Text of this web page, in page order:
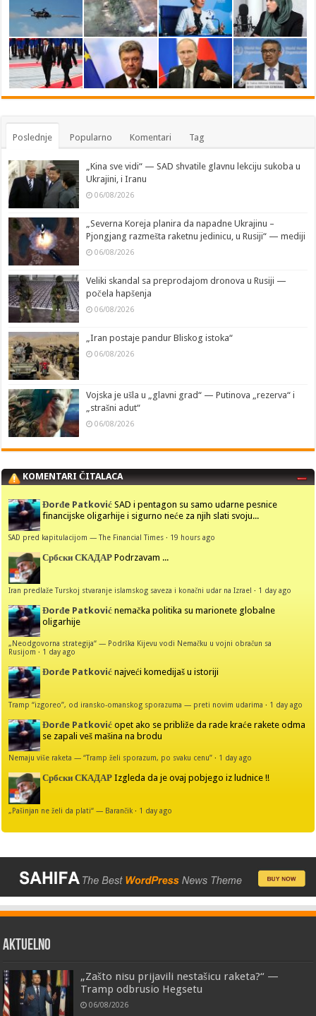
Poslednje Popularno Komentari Tag
„Kina sve vidi“ — SAD shvatile glavnu lekciju sukoba u
Ukrajini, i Iranu
06/08/2026
„Severna Koreja planira da napadne Ukrajinu –
Pjongjang razmešta raketnu jedinicu, u Rusiji“ — mediji
06/08/2026
Veliki skandal sa preprodajom dronova u Rusiji —
počela hapšenja
06/08/2026
„Iran postaje pandur Bliskog istoka“
06/08/2026
Vojska je ušla u „glavni grad“ — Putinova „rezerva“ i
„strašni adut“
06/08/2026
KOMENTARI ČITALACA
Đorđe Patković SAD i pentagon su samo udarne pesnice
financijske oligarhije i sigurno neće za njih slati svoju...
SAD pred kapitulacijom — The Financial Times · 19 hours ago
Србски СКАДАР Podrzavam ...
Iran predlaže Turskoj stvaranje islamskog saveza i konačni udar na Izrael · 1 day ago
Đorđe Patković nemačka politika su marionete globalne
oligarhije
„Neodgovorna strategija“ — Podrška Kijevu vodi Nemačku u vojni obračun sa
Rusijom · 1 day ago
Đorđe Patković najveći komedijaš u istoriji
Tramp “izgoreo”, od iransko-omanskog sporazuma — preti novim udarima · 1 day ago
Đorđe Patković opet ako se približe da rade kraće rakete odma
se zapali veš mašina na brodu
Nemaju više raketa — “Tramp želi sporazum, po svaku cenu” · 1 day ago
Србски СКАДАР Izgleda da je ovaj pobjego iz ludnice !!
„Pašinjan ne želi da plati“ — Barančik · 1 day ago
AKTUELNO
„Zašto nisu prijavili nestašicu raketa?“ —
Tramp odbrusio Hegsetu
06/08/2026